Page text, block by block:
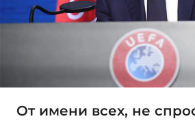
От имени всех, не